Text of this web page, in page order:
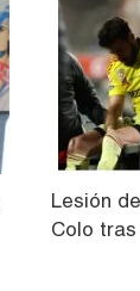
Lesión
Colo